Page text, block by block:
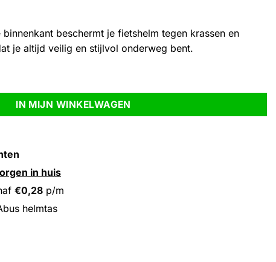
beschermt je fietshelm tegen krassen en
je altijd veilig en stijlvol onderweg bent.
IN MIJN WINKELWAGEN
in huis
€0,28 p/m
helmtas